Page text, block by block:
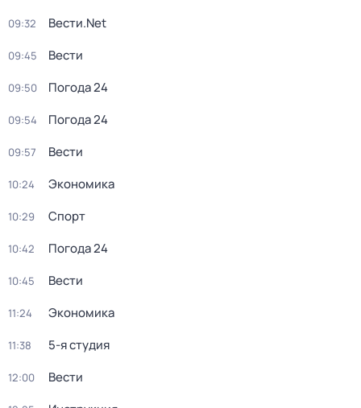
09:32 Вести.Net
09:45 Вести
09:50 Погода 24
09:54 Погода 24
09:57 Вести
10:24 Экономика
10:29 Спорт
10:42 Погода 24
10:45 Вести
11:24 Экономика
11:38 5-я студия
12:00 Вести